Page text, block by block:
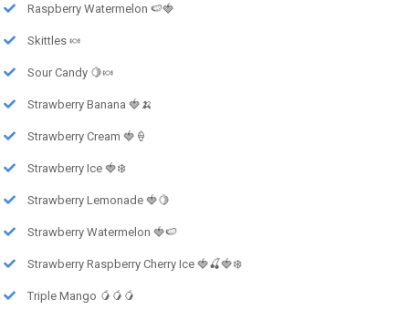
Raspberry Watermelon 🍉🍓
Skittles 🍬
Sour Candy 🍋🍬
Strawberry Banana 🍓🍌
Strawberry Cream 🍓🍦
Strawberry Ice 🍓❄️
Strawberry Lemonade 🍓🍋
Strawberry Watermelon 🍓🍉
Strawberry Raspberry Cherry Ice 🍓🍒🍓❄️
Triple Mango 🥭🥭🥭